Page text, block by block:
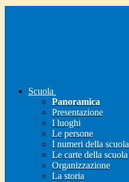
Scuola
Panoramica
Presentazione
I luoghi
Le persone
I numeri della scuola
Le carte della scuola
Organizzazione
La storia